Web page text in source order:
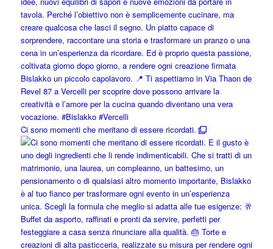
Ci sono momenti che meritano di essere ricordati.